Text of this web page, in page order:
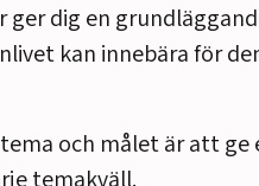
ger dig en
kan innebära för
och målet är att ge